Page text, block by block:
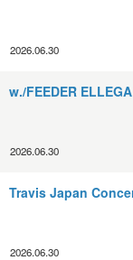
2026.06.30
w./FEEDER
2026.06.30
Travis Japan
2026.06.30